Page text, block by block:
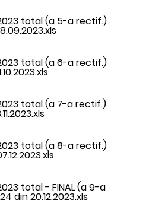
total (a 5-a rectif.)
total (a 6-a rectif.)
total (a 7-a rectif.)
total (a 8-a rectif.)
total - FINAL (a 9-a
din 20.12.2023.xls